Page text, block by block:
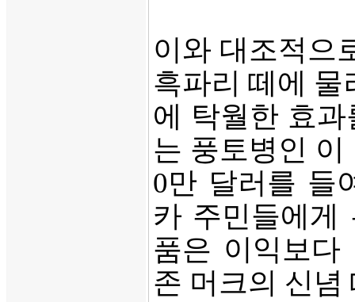
이와 대조적으
흑파리 떼에 물
에 탁월한 효
는 풍토병인 이
0만 달러를 들
카 주민들에게
품은 이익보다
존 머크의 신념